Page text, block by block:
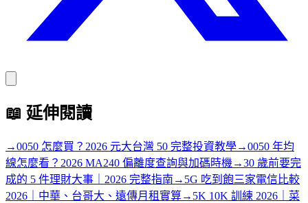
📖 延伸閱讀
→0050 怎麼買？2026 元大台灣 50 完整投資教學→0050 年均
線怎麼看？2026 MA240 偏離度查詢與加碼時機 →30 歲前要完
成的 5 件理財大事｜2026 完整指南 → 5G 吃到飽三家電信比較
2026｜中華、台哥大、遠傳月租實算→ 5K 10K 訓練 2026｜菜